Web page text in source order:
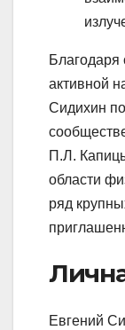
Благодаря
активной
Сидихин
П.Л.
области
ряд
Евгений